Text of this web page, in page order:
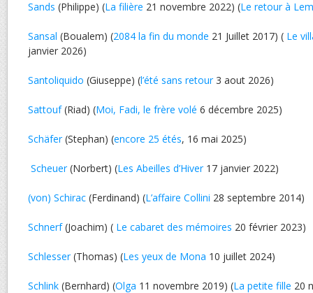
Sands (Philippe) (La filière 21 novembre 2022) (Le retour à
Sansal (Boualem) (2084 la fin du monde 21 Juillet 2017) ( Le
janvier 2026)
Santoliquido (Giuseppe) (l’été sans retour3 aout 2026)
Sattouf(Riad) (Moi, Fadi, le frère volé 6 décembre 2025)
Schäfer(Stephan) (encore 25 étés, 16 mai 2025)
Scheuer(Norbert) (Les Abeilles d’Hiver17 janvier 2022)
(von) Schirac (Ferdinand) (L’affaire Collini 28 septembre 2014)
Schnerf(Joachim) ( Le cabaret des mémoires 20 février 2023)
Schlesser(Thomas) (Les yeux de Mona 10 juillet 2024)
Schlink (Bernhard) (Olga 11 novembre 2019) (La petite fille 20